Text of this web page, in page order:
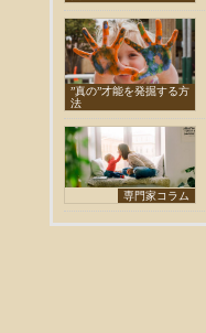
”真の”才能を発掘する方
法
専門家コラム